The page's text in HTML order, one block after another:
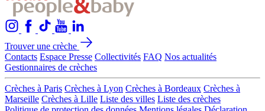
Trouver une crèche
Contacts Espace Presse Collectivités FAQ Nos actualités
Gestionnaires de crèches
Crèches à Paris Crèches à Lyon Crèches à Bordeaux Crèches à
Marseille Crèches à Lille Liste des villes Liste des crèches